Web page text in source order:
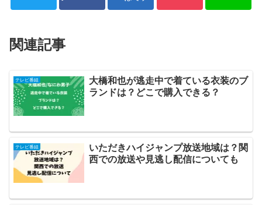
関連記事
テレビ番組
大橋和也が逃走中で着ている衣装のブ
ランドは？どこで購入できる？
テレビ番組
いただきハイジャンプ放送地域は？関
西での放送や見逃し配信についても